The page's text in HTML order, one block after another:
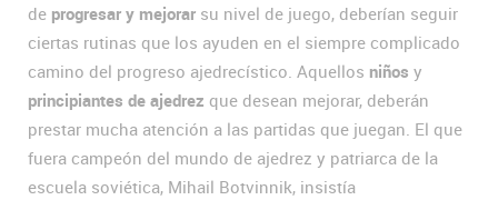
de progresar y mejorar su nivel de juego, deberían seguir
ciertas rutinas que los ayuden en el siempre complicado
camino del progreso ajedrecístico. Aquellos niños y
principiantes de ajedrez que desean mejorar, deberán
prestar mucha atención a las partidas que juegan. El que
fuera campeón del mundo de ajedrez y patriarca de la
escuela soviética, Mihail Botvinnik, insistía